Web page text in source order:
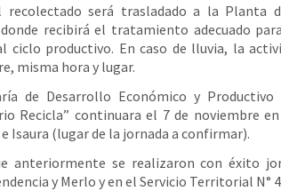
será trasladado a la Planta
recibirá el tratamiento adecuado
ciclo productivo. En caso de lluvia, la
misma hora y lugar.
de Desarrollo Económico y
Recicla” continuara el 7 de noviembre
Isaura (lugar de la jornada a confirmar).
anteriormente se realizaron con éxito
y Merlo y en el Servicio Territorial N°